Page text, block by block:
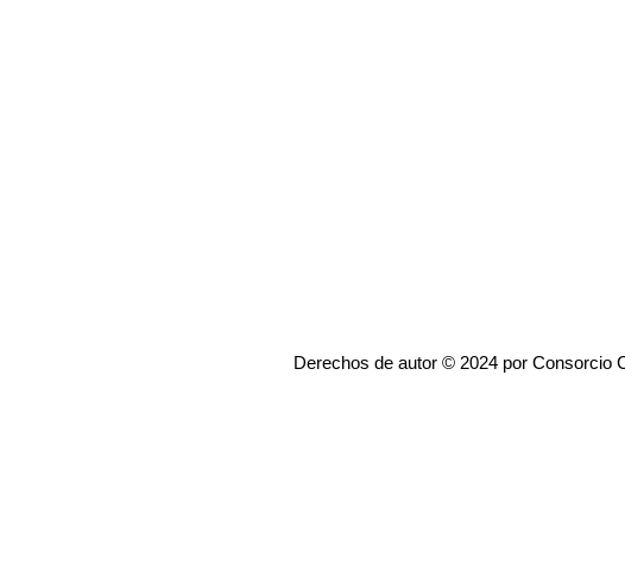
Derechos de autor © 2024 por Consorcio